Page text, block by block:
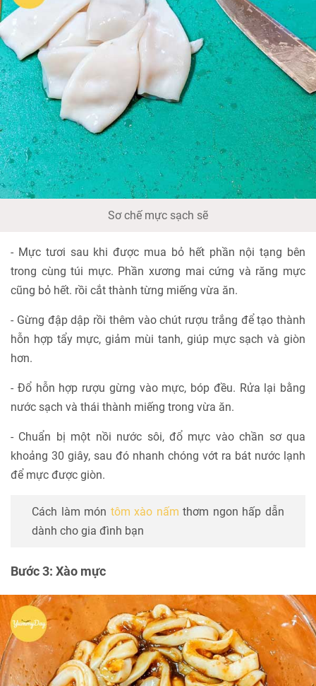
Sơ chế mực sạch sẽ
- Mực tươi sau khi được mua bỏ hết phần nội tạng bên
trong cùng túi mực. Phần xương mai cứng và răng mực
cũng bỏ hết. rồi cắt thành từng miếng vừa ăn.
- Gừng đập dập rồi thêm vào chút rượu trắng để tạo thành
hỗn hợp tẩy mực, giảm mùi tanh, giúp mực sạch và giòn
hơn.
- Đổ hỗn hợp rượu gừng vào mực, bóp đều. Rửa lại bằng
nước sạch và thái thành miếng trong vừa ăn.
- Chuẩn bị một nồi nước sôi, đổ mực vào chần sơ qua
khoảng 30 giây, sau đó nhanh chóng vớt ra bát nước lạnh
để mực được giòn.
Cách làm món tôm xào nấm thơm ngon hấp dẫn
dành cho gia đình bạn
Bước 3: Xào mực